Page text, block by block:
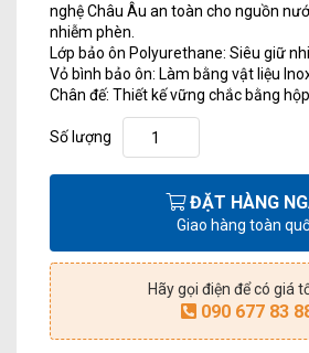
nghệ Châu Âu an toàn cho nguồn
nhiễm phèn.
Lớp bảo ôn Polyurethane: Siêu giữ
Vỏ bình bảo ôn: Làm bằng vật liệu
Chân đế: Thiết kế vững chắc bằng
Số lượng
ĐẶT HÀNG
Giao hàng toàn
Hãy gọi điện để có giá
090 677 83